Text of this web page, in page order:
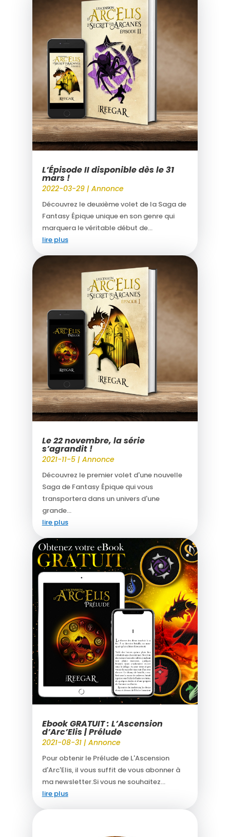
L’Épisode II disponible dès le 31
mars !
2022-03-29| Annonce
Découvrez le deuxième volet de la Saga de
Fantasy Épique unique en son genre qui
marquera le véritable début de...
lire plus
Le 22 novembre, la série
s’agrandit !
2021-11-5| Annonce
Découvrez le premier volet d'une nouvelle
Saga de Fantasy Épique qui vous
transportera dans un univers d'une
grande...
lire plus
Ebook GRATUIT : L’Ascension
d’Arc’Elis | Prélude
2021-08-31| Annonce
Pour obtenir le Prélude de L'Ascension
d'Arc'Elis, il vous suffit de vous abonner à
ma newsletter.Si vous ne souhaitez...
lire plus